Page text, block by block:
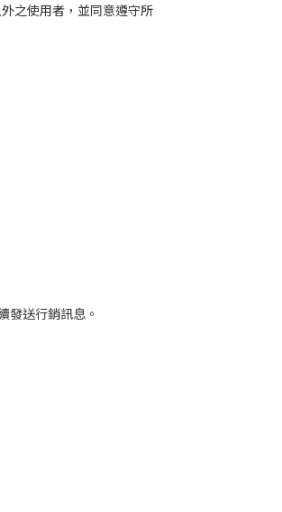
之使用者，並同意遵守所
發送行銷訊息。